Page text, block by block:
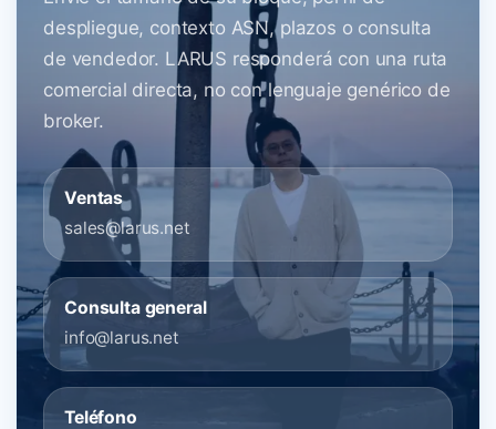
despliegue, contexto ASN, plazos o consulta
de vendedor. LARUS responderá con una ruta
comercial directa, no con lenguaje genérico de
broker.
Ventas
sales@larus.net
Consulta general
info@larus.net
Teléfono